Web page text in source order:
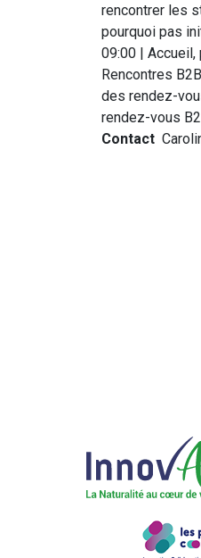
rencontrer les
pourquoi pas
09:00 | Accueil,
Rencontres
des rendez-
rendez-vous
Contact